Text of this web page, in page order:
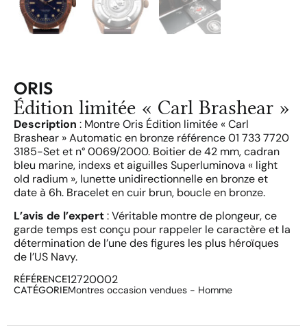
ORIS
Édition limitée « Carl Brashear »
Description : Montre Oris Édition limitée « Carl
Brashear » Automatic en bronze référence 01 733 7720
3185-Set et n° 0069/2000. Boitier de 42 mm, cadran
bleu marine, indexs et aiguilles Superluminova « light
old radium », lunette unidirectionnelle en bronze et
date à 6h. Bracelet en cuir brun, boucle en bronze.
L’avis de l’expert: Véritable montre de plongeur, ce
garde temps est conçu pour rappeler le caractère et la
détermination de l’une des figures les plus héroïques
de l’US Navy.
RÉFÉRENCE12720002
CATÉGORIEMontres occasion vendues - Homme